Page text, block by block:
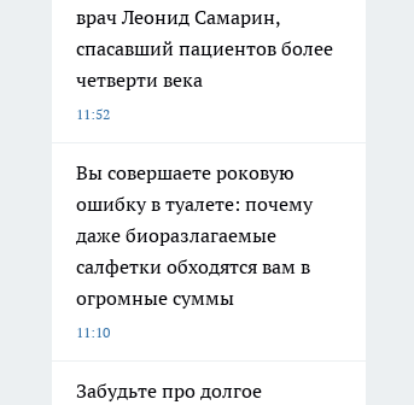
врач Леонид Самарин,
спасавший пациентов более
четверти века
11:52
Вы совершаете роковую
ошибку в туалете: почему
даже биоразлагаемые
салфетки обходятся вам в
огромные суммы
11:10
Забудьте про долгое